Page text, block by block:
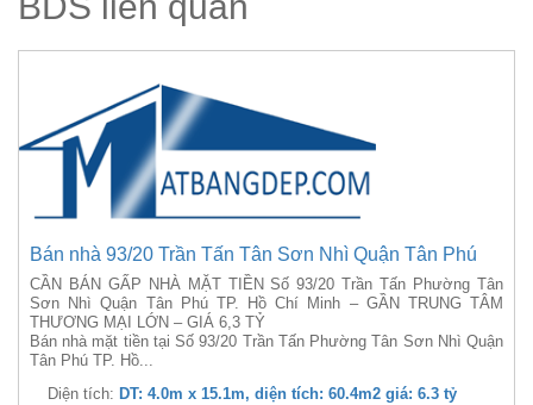
Bán nhà 93/20 Trần Tấn Tân Sơn Nhì Quận Tân Phú
CẦN BÁN GẤP NHÀ MẶT TIỀN Số 93/20 Trần Tấn Phường Tân
Sơn Nhì Quận Tân Phú TP. Hồ Chí Minh – GẦN TRUNG TÂM
THƯƠNG MẠI LỚN – GIÁ 6,3 TỶ
Bán nhà mặt tiền tại Số 93/20 Trần Tấn Phường Tân Sơn Nhì Quận
Tân Phú TP. Hồ...
Diện tích: DT: 4.0m x 15.1m, diện tích: 60.4m2 giá: 6.3 tỷ